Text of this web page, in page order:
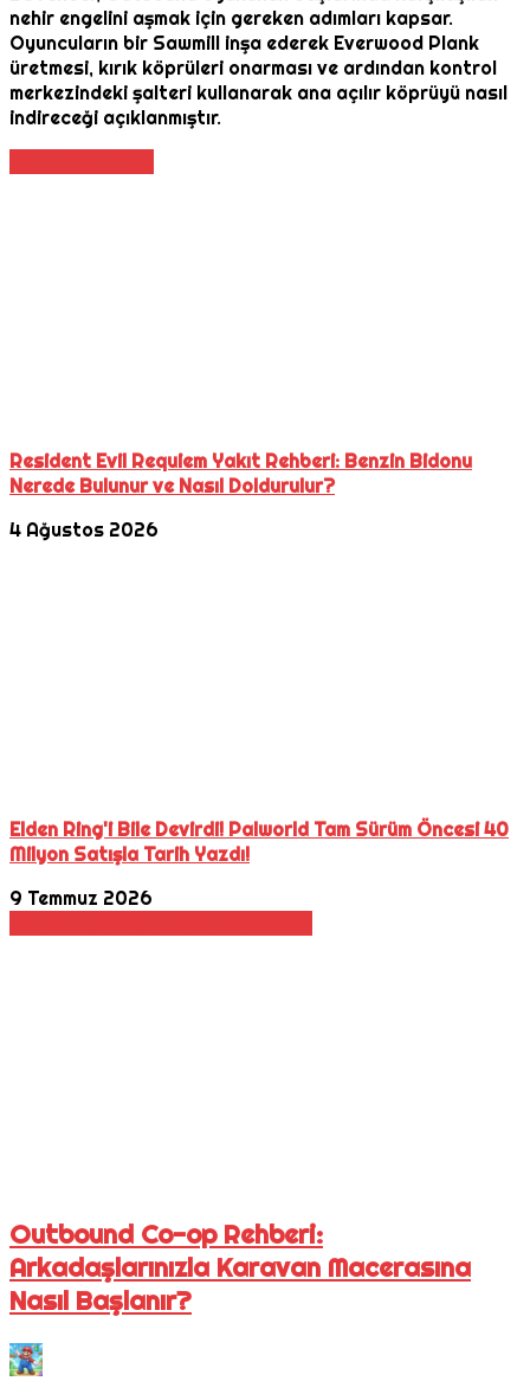
nehir engelini aşmak için gereken adımları kapsar.
Oyuncuların bir Sawmill inşa ederek Everwood Plank
üretmesi, kırık köprüleri onarması ve ardından kontrol
merkezindeki şalteri kullanarak ana açılır köprüyü nasıl
indireceği açıklanmıştır.
Resident Evil Requiem Yakıt Rehberi: Benzin Bidonu
Nerede Bulunur ve Nasıl Doldurulur?
4 Ağustos 2026
Elden Ring'i Bile Devirdi! Palworld Tam Sürüm Öncesi 40
Milyon Satışla Tarih Yazdı!
9 Temmuz 2026
Outbound Co-op Rehberi:
Arkadaşlarınızla Karavan Macerasına
Nasıl Başlanır?